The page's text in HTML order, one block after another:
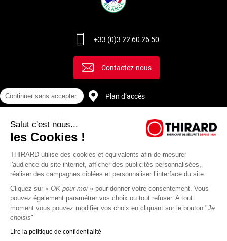
+33 (0)3 22 60 26 50
Contactez-nous
Plan d’accès
Continuer sans accepter
Salut c'est nous...
les Cookies !
THIRARD utilise des cookies et équivalents afin de mesurer
l'audience du site internet, afficher des publicités personnalisées,
réaliser des campagnes ciblées et personnaliser l’interface du site.
Cliquez sur « OK pour moi » pour donner votre consentement. Vous
pouvez également paramétrer vos choix ou tout refuser. A tout
moment vous pouvez modifier vos choix en cliquant sur le bouton "Je
choisis"
Lire la politique de confidentialité